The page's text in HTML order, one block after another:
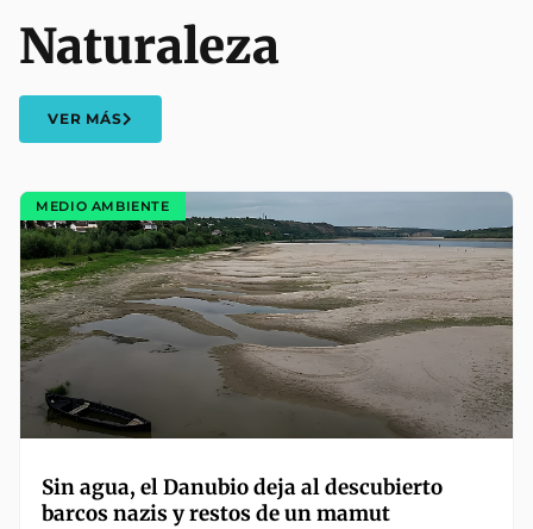
Naturaleza
VER MÁS
MEDIO AMBIENTE
Sin agua, el Danubio deja al descubierto
barcos nazis y restos de un mamut